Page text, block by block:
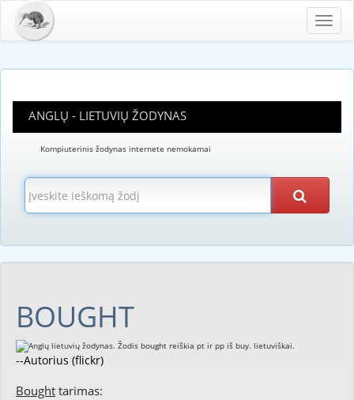
ANGLŲ - LIETUVIŲ ŽODYNAS
Kompiuterinis žodynas internete nemokamai
BOUGHT
--Autorius (flickr)
Bought tarimas: